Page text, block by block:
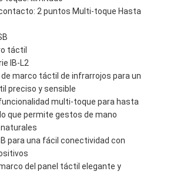
del proyector
del tacto
de Whiteboard
del visualizador
pantalla táctil
2 puntos Multi-toque Hasta
táctil
IB-L2
marco táctil de infrarrojos para un
preciso y sensible
multi-toque para hasta
que permite gestos de mano
para una fácil conectividad con
del panel táctil elegante y